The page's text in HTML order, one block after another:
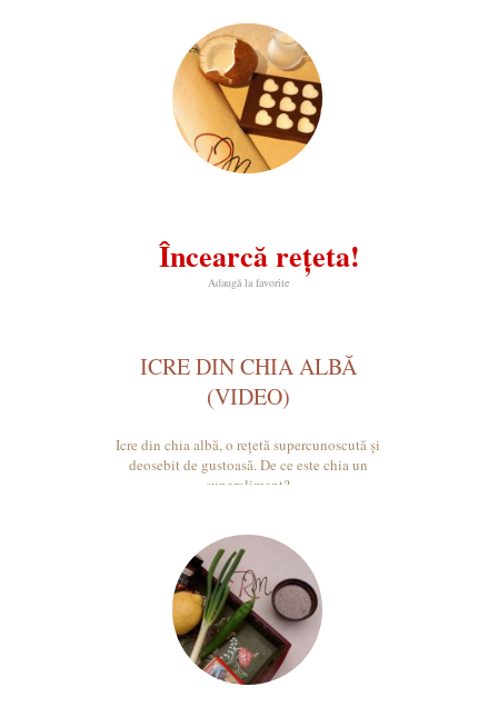
Încearcă rețeta!
Adaugă la favorite
ICRE DIN CHIA ALBĂ
(VIDEO)
Icre din chia albă, o rețetă supercunoscută și
deosebit de gustoasă. De ce este chia un
superaliment?